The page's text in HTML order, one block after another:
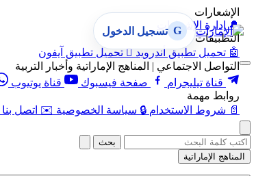
الإشعارات
🔔 إدارة الإشعارات
التطبيقات
🤖 تحميل تطبيق أندرويد  تحميل تطبيق آيفون
التواصل الاجتماعي | المناهج الإماراتية وأخبار التربية
قناة تيليجرام
صفحة فيسبوك قناة يوتيوب
روابط مهمة
📄 شروط الاستخدام 🔒 سياسة الخصوصية ✉️ اتصل بنا
G تسجيل الدخول
بحث
المناهج الإماراتية